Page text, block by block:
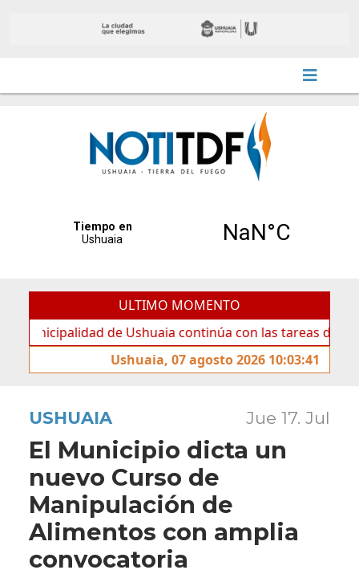
ULTIMO MOMENTO
de Ushuaia continúa con las tareas de
Ushuaia, 07 agosto 2026 10:03:41
USHUAIA Jue 17. Jul
El Municipio dicta un
nuevo Curso de
Manipulación de
Alimentos con amplia
convocatoria